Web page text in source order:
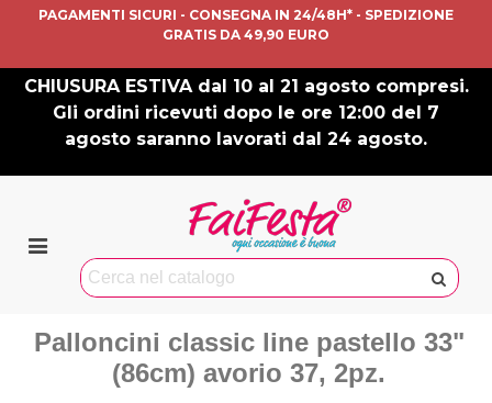
PAGAMENTI SICURI - CONSEGNA IN 24/48H* - SPEDIZIONE
GRATIS DA 49,90 EURO
CHIUSURA ESTIVA dal 10 al 21 agosto compresi.
Gli ordini ricevuti dopo le ore 12:00 del 7
agosto saranno lavorati dal 24 agosto.
Palloncini classic line pastello 33"
(86cm) avorio 37, 2pz.